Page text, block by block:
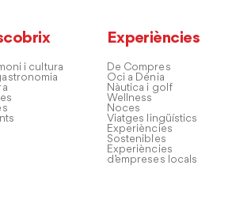
i cultura
Experiències
De Compres
Oci a Dénia
Nàutica i golf
Wellness
Noces
Viatges lingüístics
Experiències
Sostenibles
Experiències
d’empreses locals